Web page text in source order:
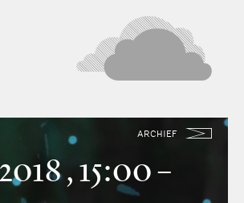
ARCHIEF
, 15:00 –